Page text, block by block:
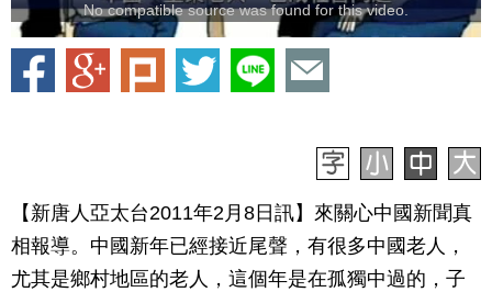
No compatible source was found for this video.
【新唐人亞太台2011年2月8日訊】來關心中國新聞真
相報導。中國新年已經接近尾聲，有很多中國老人，
尤其是鄉村地區的老人，這個年是在孤獨中過的，子